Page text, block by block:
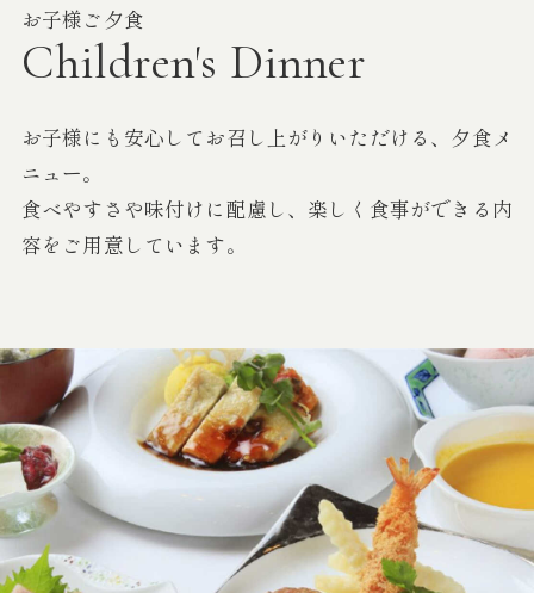
お子様ご夕食
Children's Dinner
お子様にも安心してお召し上がりいただける、夕食メ
ニュー。
食べやすさや味付けに配慮し、楽しく食事ができる内
容をご用意しています。